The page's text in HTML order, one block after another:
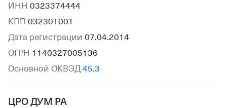
ИНН 0323374444
КПП 032301001
Дата регистрации 07.04.2014
ОГРН 1140327005136
Основной ОКВЭД 45.3
ЦРО ДУМ РА